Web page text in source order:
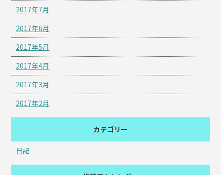
2017年7月
2017年6月
2017年5月
2017年4月
2017年3月
2017年2月
カテゴリー
日記